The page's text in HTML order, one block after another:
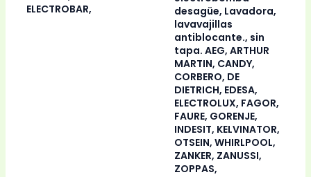
ELECTROBAR,
desagüe, Lavadora,
lavavajillas
antiblocante., sin
tapa. AEG, ARTHUR
MARTIN, CANDY,
CORBERO, DE
DIETRICH, EDESA,
ELECTROLUX, FAGOR,
FAURE, GORENJE,
INDESIT, KELVINATOR,
OTSEIN, WHIRLPOOL,
ZANKER, ZANUSSI,
ZOPPAS,